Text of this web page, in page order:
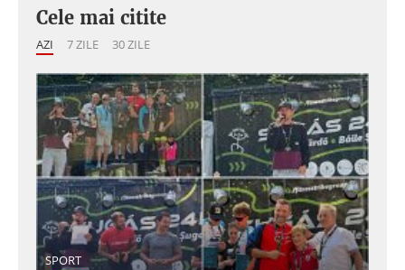
Cele mai citite
AZI 7 ZILE 30 ZILE
SPORT